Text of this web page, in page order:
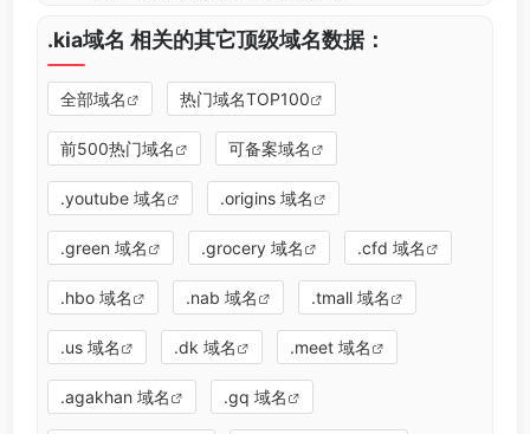
.kia域名 相关的其它顶级域名数据：
全部域名 热门域名TOP100
前500热门域名 可备案域名
.youtube 域名 .origins 域名
.green 域名 .grocery 域名 .cfd 域名
.hbo 域名 .nab 域名 .tmall 域名
.us 域名 .dk 域名 .meet 域名
.agakhan 域名 .gq 域名